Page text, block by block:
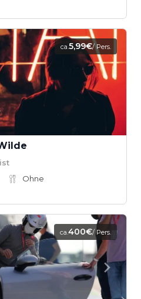
ca.5,99€/ Pers.
Ohne
ca.400€/ Pers.